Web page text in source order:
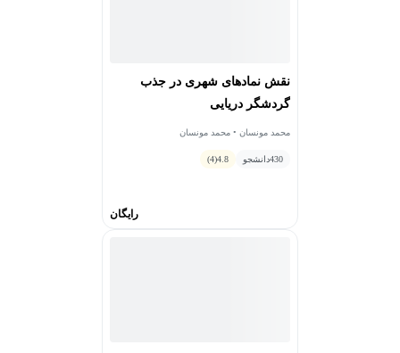
نقش نمادهای شهری در جذب
گردشگر دریایی
محمد مونسان • محمد مونسان
430دانشجو 4.8
(4)
رایگان